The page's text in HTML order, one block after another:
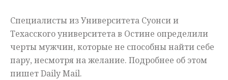
Специалисты из Университета Суонси и
Техасского университета в Остине определили
черты мужчин, которые не способны найти себе
пару, несмотря на желание. Подробнее об этом
пишет Daily Mail.